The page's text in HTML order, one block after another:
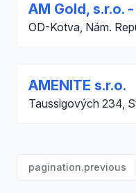
AM Gold, s.r.o.
OD-Kotva, Nám.
AMENITE s.r.o.
Taussigových 234,
pagination.previous